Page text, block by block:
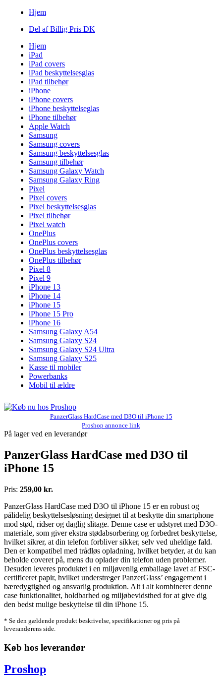
Hjem
Del af Billig Pris DK
Hjem
iPad
iPad covers
iPad beskyttelsesglas
iPad tilbehør
iPhone
iPhone covers
iPhone beskyttelseglas
iPhone tilbehør
Apple Watch
Samsung
Samsung covers
Samsung beskyttelsesglas
Samsung tilbehør
Samsung Galaxy Watch
Samsung Galaxy Ring
Pixel
Pixel covers
Pixel beskyttelsesglas
Pixel tilbehør
Pixel watch
OnePlus
OnePlus covers
OnePlus beskyttelsesglas
OnePlus tilbehør
Pixel 8
Pixel 9
iPhone 13
iPhone 14
iPhone 15
iPhone 15 Pro
iPhone 16
Samsung Galaxy A54
Samsung Galaxy S24
Samsung Galaxy S24 Ultra
Samsung Galaxy S25
Kasse til mobiler
Powerbanks
Mobil til ældre
PanzerGlass HardCase med D3O til iPhone 15
Proshop annonce link
På lager ved en leverandør
PanzerGlass HardCase med D3O til
iPhone 15
Pris: 259,00 kr.
PanzerGlass HardCase med D3O til iPhone 15 er en robust og
pålidelig beskyttelsesløsning designet til at beskytte din smartphone
mod stød, ridser og daglig slitage. Denne case er udstyret med D3O-
materiale, som giver ekstra stødabsorbering og forbedret beskyttelse,
hvilket sikrer, at din telefon forbliver sikker, selv ved uheldige fald.
Den er kompatibel med trådløs opladning, hvilket betyder, at du kan
beholde coveret på, mens du oplader din telefon uden problemer.
Desuden leveres produktet i en miljøvenlig emballage lavet af FSC-
certificeret papir, hvilket understreger PanzerGlass’ engagement i
bæredygtighed og ansvarlig produktion. Alt i alt kombinerer denne
case funktionalitet, holdbarhed og miljøbevidsthed for at give dig
den bedst mulige beskyttelse til din iPhone 15.
* Se den gældende produkt beskrivelse, specifikationer og pris på
leverandørens side.
Køb hos leverandør
Proshop